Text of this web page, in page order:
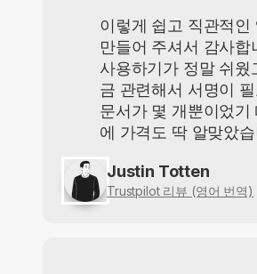
이렇게 쉽고 직관적인
만들어 주셔서 감사합
사용하기가 정말 쉬웠
금 관련해서 서명이
문서가 몇 개뿐이었기
에 가격도 딱 알맞았
Justin Totten
Trustpilot 리뷰 (영어 번역)